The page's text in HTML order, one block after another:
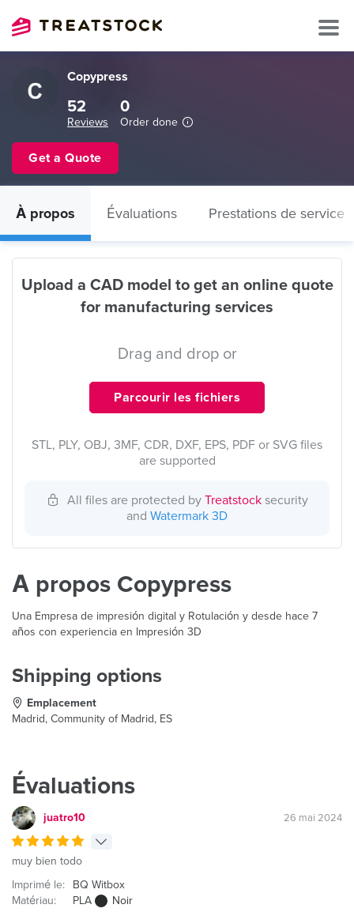
Copypress
52
Reviews
0
Order done
Get a Quote
À propos Évaluations Prestations de service
Upload a CAD model to get an online quote
for manufacturing services
Drag and drop or
Parcourir les fichiers
STL, PLY, OBJ, 3MF, CDR, DXF, EPS, PDF or SVG files
are supported
All files are protected by Treatstocksecurity
and Watermark 3D
À propos Copypress
Una Empresa de impresión digital y Rotulación y desde hace 7
años con experiencia en Impresión 3D
Shipping options
Emplacement
Madrid, Community of Madrid, ES
Évaluations
juatro10 26 mai 2024
muy bien todo
Imprimé le:
BQ Witbox
Matériau:
PLA Noir